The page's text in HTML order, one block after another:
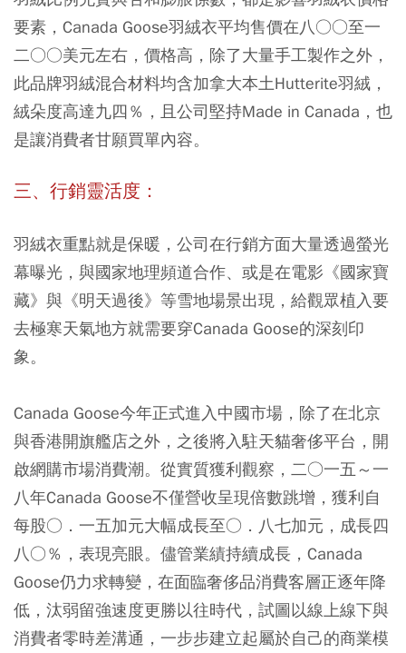
要素，Canada Goose羽絨衣平均售價在八○○至一
二○○美元左右，價格高，除了大量手工製作之外，
此品牌羽絨混合材料均含加拿大本土Hutterite羽絨，
絨朵度高達九四％，且公司堅持Made in Canada，也
是讓消費者甘願買單內容。
三、行銷靈活度：
羽絨衣重點就是保暖，公司在行銷方面大量透過螢光
幕曝光，與國家地理頻道合作、或是在電影《國家寶
藏》與《明天過後》等雪地場景出現，給觀眾植入要
去極寒天氣地方就需要穿Canada Goose的深刻印
象。
Canada Goose今年正式進入中國市場，除了在北京
與香港開旗艦店之外，之後將入駐天貓奢侈平台，開
啟網購市場消費潮。從實質獲利觀察，二○一五～一
八年Canada Goose不僅營收呈現倍數跳增，獲利自
每股○．一五加元大幅成長至○．八七加元，成長四
八○％，表現亮眼。儘管業績持續成長，Canada
Goose仍力求轉變，在面臨奢侈品消費客層正逐年降
低，汰弱留強速度更勝以往時代，試圖以線上線下與
消費者零時差溝通，一步步建立起屬於自己的商業模